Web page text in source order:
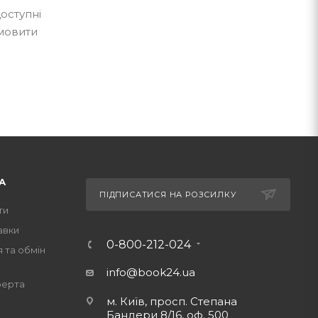
обмін
ПІДПИСАТИСЯ НА РОЗСИЛКУ
0-800-212-024
info@book24.ua
м. Київ, просп. Степана
Бандери 8/16, оф. 500